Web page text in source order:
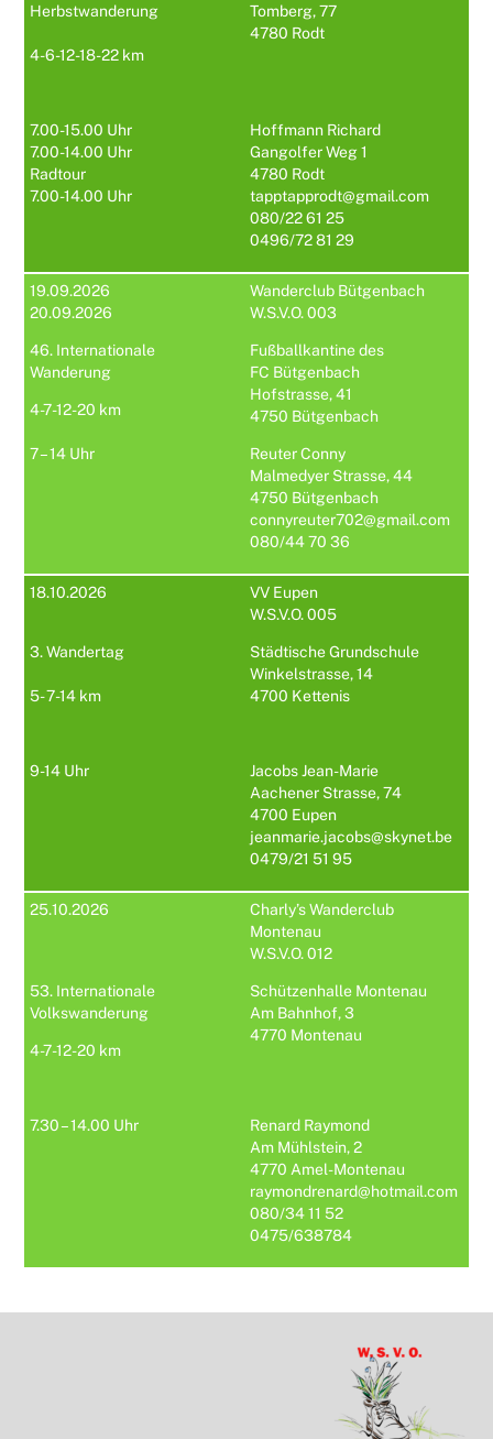
Herbstwanderung
4-6-12-18-22 km
Tomberg, 77
4780 Rodt
7.00-15.00 Uhr
7.00-14.00 Uhr
Radtour
7.00-14.00 Uhr
Hoffmann Richard
Gangolfer Weg 1
4780 Rodt
tapptapprodt@gmail.com
080/22 61 25
0496/72 81 29
19.09.2026
20.09.2026
Wanderclub Bütgenbach
W.S.V.O. 003
46. Internationale
Wanderung
4-7-12-20 km
Fußballkantine des
FC Bütgenbach
Hofstrasse, 41
4750 Bütgenbach
7 – 14 Uhr
Reuter Conny
Malmedyer Strasse, 44
4750 Bütgenbach
connyreuter702@gmail.com
080/44 70 36
18.10.2026
VV Eupen
W.S.V.O. 005
3. Wandertag
5- 7-14 km
Städtische Grundschule
Winkelstrasse, 14
4700 Kettenis
9-14 Uhr
Jacobs Jean-Marie
Aachener Strasse, 74
4700 Eupen
jeanmarie.jacobs@skynet.be
0479/21 51 95
25.10.2026
Charly’s Wanderclub
Montenau
W.S.V.O. 012
53. Internationale
Volkswanderung
4-7-12-20 km
Schützenhalle Montenau
Am Bahnhof, 3
4770 Montenau
7.30 – 14.00 Uhr
Renard Raymond
Am Mühlstein, 2
4770 Amel-Montenau
raymondrenard@hotmail.com
080/34 11 52
0475/638784